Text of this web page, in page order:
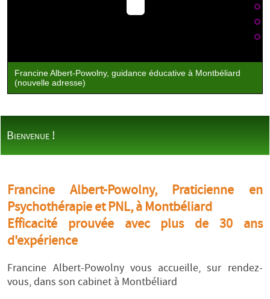
Francine Albert-Powolny, guidance éducative à Montbéliard
(nouvelle adresse)
Bienvenue !
Francine Albert-Powolny, Praticienne en
Psychothérapie et PNL, à Montbéliard
Efficacité prouvée avec plus de 30 ans
d'expérience
Francine Albert-Powolny vous accueille, sur rendez-
vous, dans son cabinet à Montbéliard